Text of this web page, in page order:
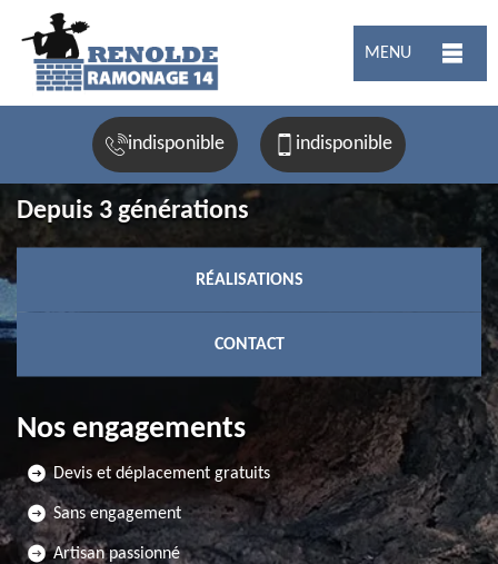
MENU
indisponible indisponible
Depuis 3 générations
RÉALISATIONS
CONTACT
Nos engagements
Devis et déplacement gratuits
Sans engagement
Artisan passionné